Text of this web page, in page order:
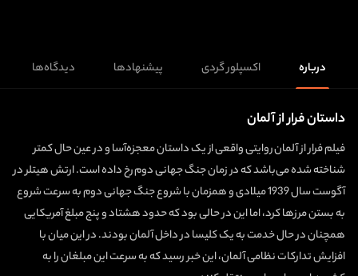
درباره اکسپلور گردی پیشنهادها دیدگاه‌ها
داستان فرار از آلمان
فیلم فرار از آلمان روایتی واقعی از یک داستان معجزه‌آسا و در عین حال کمتر
شناخته شده می‌باشد که در زمان جنگ جهانی دوم رخ داده است. ارتش هیتلر در
آگوست سال 1939 میلادی و همزمان با شروع جنگ جهانی دوم به سرعت شروع
به بستن مرزها کرد، اما این در حالی بود که حدود هشتاد و پنج مبلغ آمریکایی
همچنان در حال خدمت به یک کلیسا در داخل آلمان بودند. در این میان با
افزایش تدارکات نظامی آلمان، این خبر رسید که به سرعت این مبلغان را به